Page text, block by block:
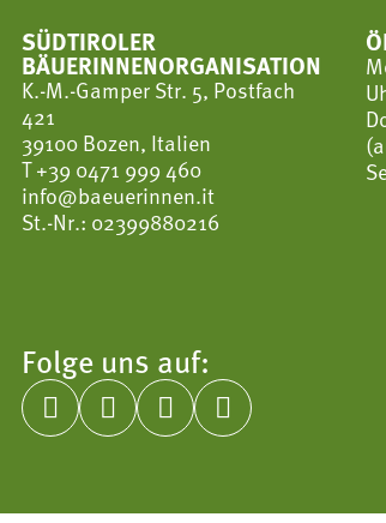
SÜDTIROLER
BÄUERINNENORGANISATION
K.-M.-Gamper Str. 5, Postfach
421
39100 Bozen, Italien
T+39 0471 999 460
info@baeuerinnen.it
St.-Nr.: 02399880216
Folge uns auf:
   